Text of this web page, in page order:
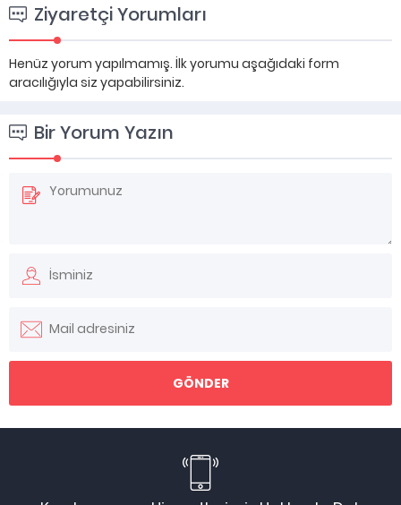
Ziyaretçi Yorumları
Henüz yorum yapılmamış. İlk yorumu aşağıdaki form
aracılığıyla siz yapabilirsiniz.
Bir Yorum Yazın